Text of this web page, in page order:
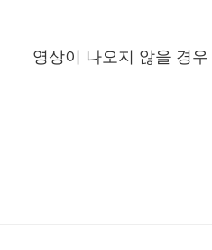
영상이 나오지 않을 경우